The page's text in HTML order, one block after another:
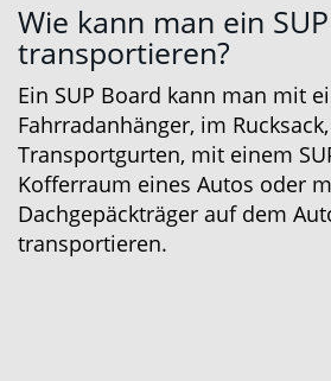
Wie kann man ein
transportieren?
Ein SUP Board kann man mit
Fahrradanhänger, im
Transportgurten, mit einem
Kofferraum eines Autos oder
Dachgepäckträger auf dem
transportieren.